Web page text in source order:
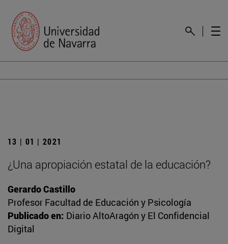
13 | 01 | 2021
¿Una apropiación estatal de la educación?
Gerardo Castillo
Profesor Facultad de Educación y Psicología
Publicado en: Diario AltoAragón y El Confidencial
Digital